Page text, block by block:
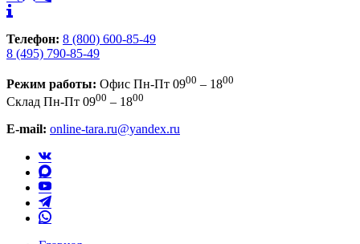
Телефон: 8 (800) 600-85-49
8 (495) 790-85-49
Режим работы: Офис Пн-Пт 0900 – 1800
Склад Пн-Пт 0900 – 1800
E-mail: online-tara.ru@yandex.ru